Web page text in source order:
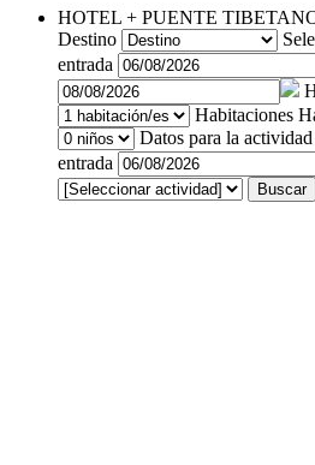
HOTEL + PUENTE
Destino
entrada
Habitaciones
Datos para la actividad
entrada
Buscar